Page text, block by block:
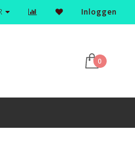
nieuwste trends Inloggen
0